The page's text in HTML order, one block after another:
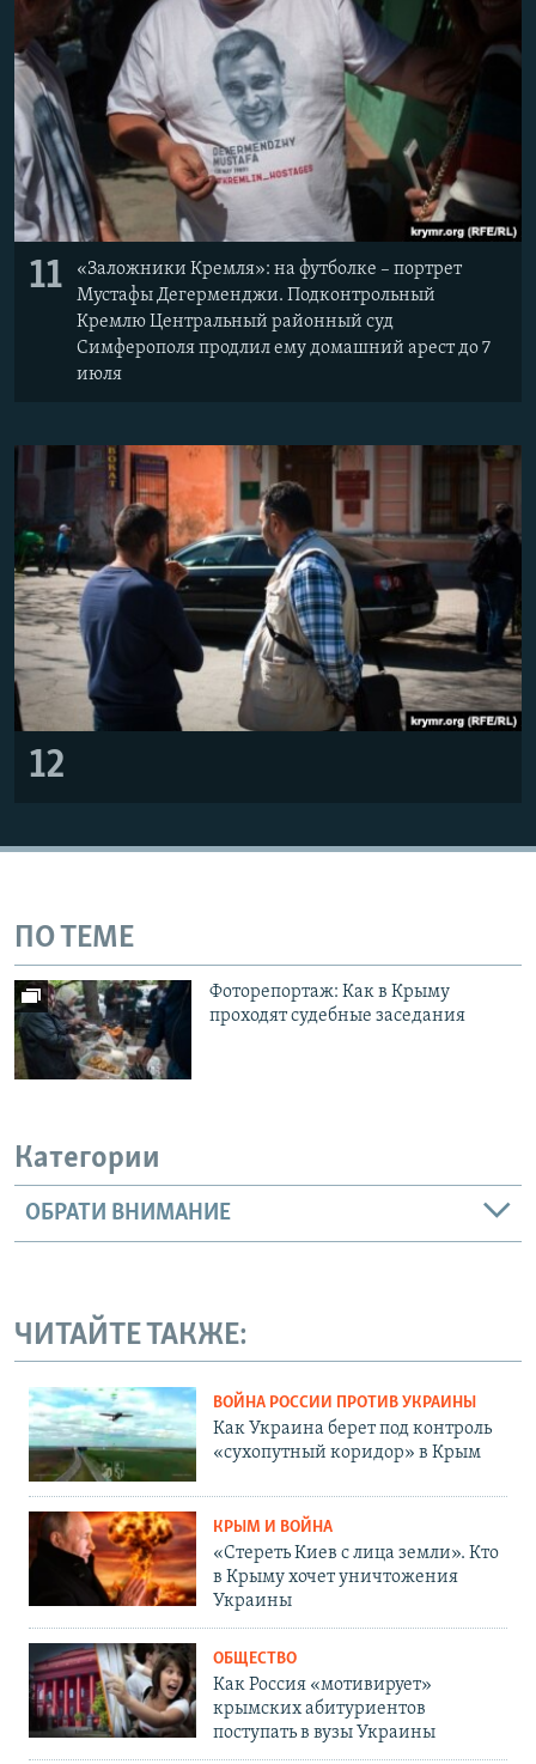
11
«Заложники Кремля»: на футболке – портрет
Мустафы Дегерменджи. Подконтрольный
Кремлю Центральный районный суд
Симферополя продлил ему домашний арест до 7
июля
12
ПО ТЕМЕ
Фоторепортаж: Как в Крыму
проходят судебные заседания
Категории
ОБРАТИ ВНИМАНИЕ
ЧИТАЙТЕ ТАКЖЕ:
ВОЙНА РОССИИ ПРОТИВ УКРАИНЫ
Как Украина берет под контроль
«сухопутный коридор» в Крым
КРЫМ И ВОЙНА
«Стереть Киев с лица земли». Кто
в Крыму хочет уничтожения
Украины
ОБЩЕСТВО
Как Россия «мотивирует»
крымских абитуриентов
поступать в вузы Украины